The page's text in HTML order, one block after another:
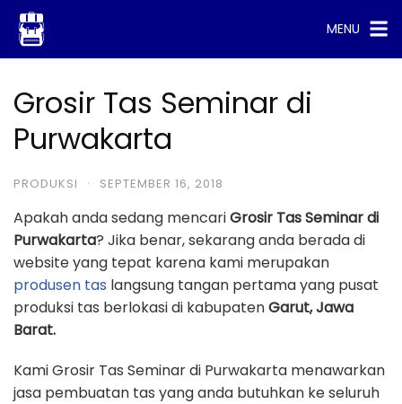
Skip
content
MENU
Grosir Tas Seminar di
Purwakarta
PRODUKSI · SEPTEMBER 16, 2018
Apakah anda sedang mencariGrosir Tas Seminar di
Purwakarta? Jika benar, sekarang anda berada di
website yang tepat karena kami merupakan
produsen tas langsung tangan pertama yang pusat
produksi tas berlokasi di kabupatenGarut, Jawa
Barat.
Kami Grosir Tas Seminar di Purwakarta menawarkan
jasa pembuatan tas yang anda butuhkan ke seluruh